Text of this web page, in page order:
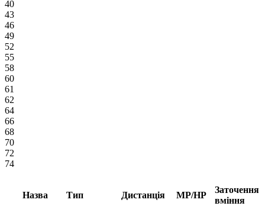
40
43
46
49
52
55
58
60
61
62
64
66
68
70
72
74
Назва Тип Дистанція MP/HP
Заточення
вміння